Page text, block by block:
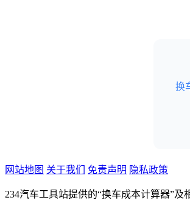
换
网站地图 关于我们 免责声明 隐私政策
234汽车工具站提供的“换车成本计算器”